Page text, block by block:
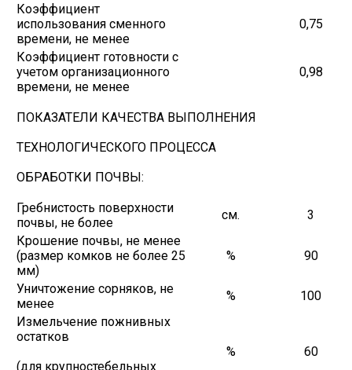
Коэффициент
использования сменного
времени, не менее
0,75
Коэффициент готовности с
учетом организационного
времени, не менее
0,98
ПОКАЗАТЕЛИ КАЧЕСТВА ВЫПОЛНЕНИЯ
ТЕХНОЛОГИЧЕСКОГО ПРОЦЕССА
ОБРАБОТКИ ПОЧВЫ:
Гребнистость поверхности
почвы, не более
см.
3
Крошение почвы, не менее
(размер комков не более 25
мм)
% 90
Уничтожение сорняков, не
менее
%
100
Измельчение пожнивных
остатков
(для крупностебельных
% 60